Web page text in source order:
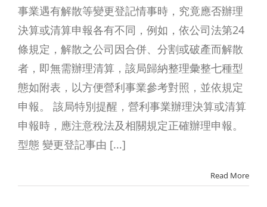
事業遇有解散等變更登記情事時，究竟應否辦理
決算或清算申報各有不同，例如，依公司法第24
條規定，解散之公司因合併、分割或破產而解散
者，即無需辦理清算，該局歸納整理彙整七種型
態如附表，以方便營利事業參考對照，並依規定
申報。 該局特別提醒，營利事業辦理決算或清算
申報時，應注意稅法及相關規定正確辦理申報。
型態 變更登記事由 [...]
Read More